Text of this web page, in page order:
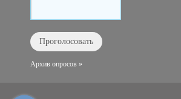
Архив опросов »